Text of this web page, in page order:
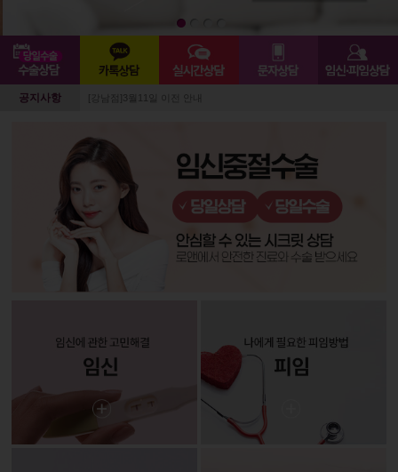
공지사항 [강남점]3월11일 이전 안내